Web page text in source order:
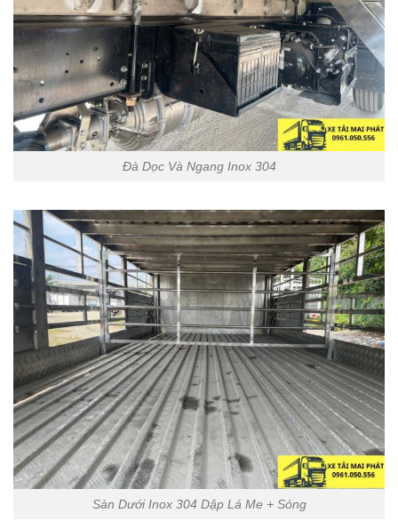
Đà Dọc Và Ngang Inox 304
Sàn Dưới Inox 304 Dập Lá Me + Sóng